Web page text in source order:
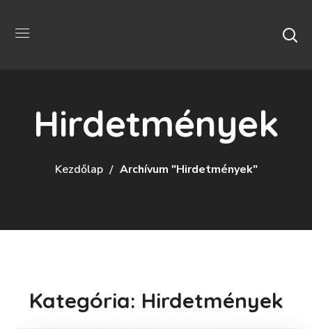
Hirdetmények
Kezdőlap Archívum "Hirdetmények"
Kategória: Hirdetmények